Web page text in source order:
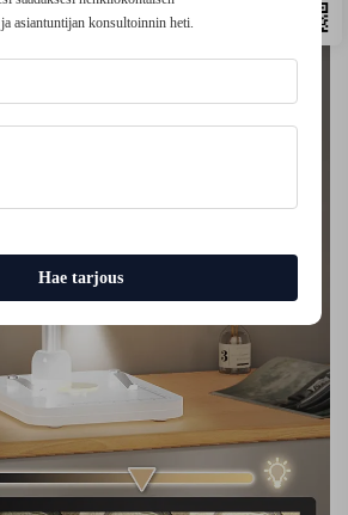
asiantuntijan konsultoinnin heti.
Hae tarjous